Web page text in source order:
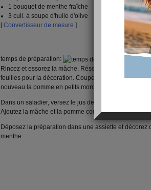
1 bouquet de menthe fraîche
3 cuil. à soupe d'huile d'olive
[ Convertisseur de mesure ]
temps de préparation:
Rincez et essorez la mâche. Réservez. Ciselez la
feuilles pour la décoration. Coupez la pomme en
nouveau la pomme en petits morceaux
Dans un saladier, versez le jus de citron, l'huile
Ajoutez la mâche et la pomme coupée. Mélangez à
Déposez la préparation dans une assiette et décorez
menthe.